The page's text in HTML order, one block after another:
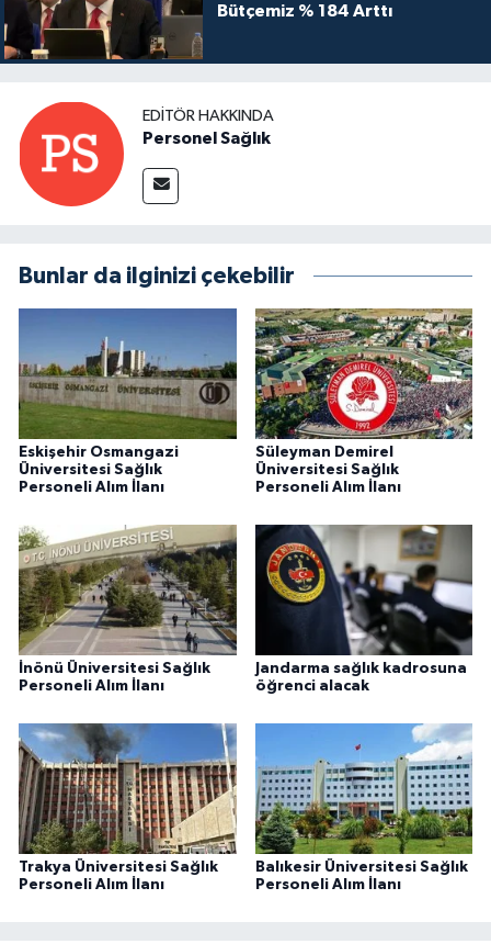
Bütçemiz % 184 Arttı
EDITÖR HAKKINDA
Personel Sağlık
Bunlar da ilginizi çekebilir
Eskişehir Osmangazi
Üniversitesi Sağlık
Personeli Alım İlanı
Süleyman Demirel
Üniversitesi Sağlık
Personeli Alım İlanı
İnönü Üniversitesi Sağlık
Personeli Alım İlanı
Jandarma sağlık kadrosuna
öğrenci alacak
Trakya Üniversitesi Sağlık
Personeli Alım İlanı
Balıkesir Üniversitesi Sağlık
Personeli Alım İlanı